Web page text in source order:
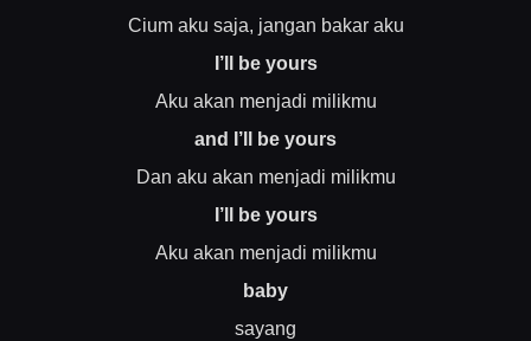
Cium aku saja, jangan bakar aku
I’ll be yours
Aku akan menjadi milikmu
and I’ll be yours
Dan aku akan menjadi milikmu
I’ll be yours
Aku akan menjadi milikmu
baby
sayang